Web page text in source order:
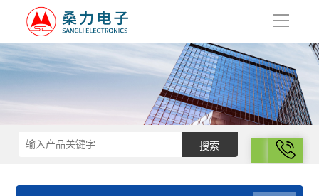
导
拨号